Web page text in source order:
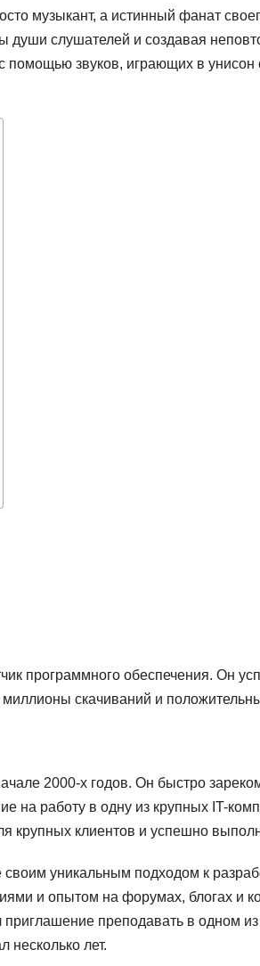
музыкант, а истинный фанат
души слушателей и создавая
помощью звуков, играющих в унисон
программного обеспечения. Он
скачиваний и
2000-х годов. Он быстро
на работу в одну из крупных IT-
крупных клиентов и успешно
уникальным подходом к
и опытом на форумах, блогах и
приглашение преподавать в одном
несколько лет.